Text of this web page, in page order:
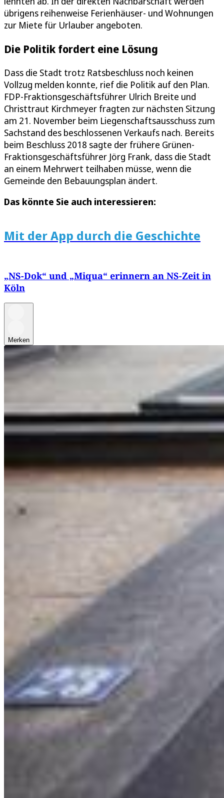
übrigens reihenweise Ferienhäuser- und Wohnungen
zur Miete für Urlauber angeboten.
Die Politik fordert eine Lösung
Dass die Stadt trotz Ratsbeschluss noch keinen
Vollzug melden konnte, rief die Politik auf den Plan.
FDP-Fraktionsgeschäftsführer Ulrich Breite und
Christtraut Kirchmeyer fragten zur nächsten Sitzung
am 21. November beim Liegenschaftsausschuss zum
Sachstand des beschlossenen Verkaufs nach. Bereits
beim Beschluss 2018 sagte der frühere Grünen-
Fraktionsgeschäftsführer Jörg Frank, dass die Stadt
an einem Mehrwert teilhaben müsse, wenn die
Gemeinde den Bebauungsplan ändert.
Das könnte Sie auch interessieren:
Mit der App durch die Geschichte
„NS-Dok“ und „Miqua“ erinnern an NS-Zeit in
Köln
Merken